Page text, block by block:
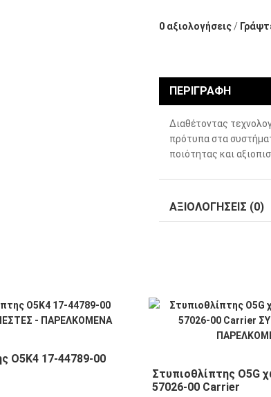
0 αξιολογήσεις/
ΠΕΡΙΓΡΑΦΗ
Διαθέτοντας
πρότυπα στα
ποιότητας και
ΑΞΙΟΛΟΓΗΣΕΙΣ (0)
Ο5Κ4 17-44789-00
Στυπιοθλίπτης Ο5G
57026-00 Carrier